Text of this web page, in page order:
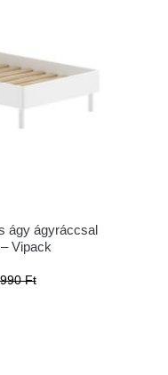
ágy ágyráccsal
Vipack
Ft